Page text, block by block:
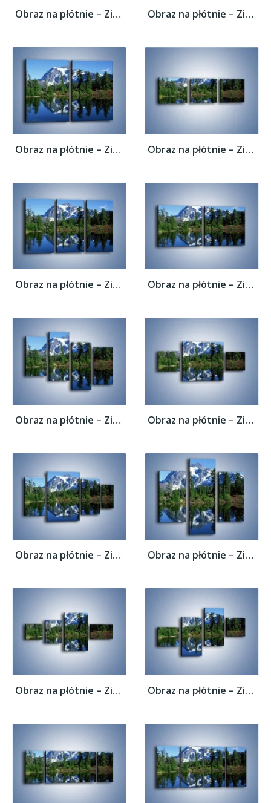
Obraz na płótnie – Zimowe pozostałości w... Obraz na płótnie – Zimowe pozostałości w...
Obraz na płótnie – Zimowe pozostałości w... Obraz na płótnie – Zimowe pozostałości w...
Obraz na płótnie – Zimowe pozostałości w... Obraz na płótnie – Zimowe pozostałości w...
Obraz na płótnie – Zimowe pozostałości w... Obraz na płótnie – Zimowe pozostałości w...
Obraz na płótnie – Zimowe pozostałości w... Obraz na płótnie – Zimowe pozostałości w...
Obraz na płótnie – Zimowe pozostałości w... Obraz na płótnie – Zimowe pozostałości w...